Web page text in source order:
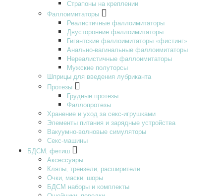
Страпоны на креплении
Фаллоимитаторы
Реалистичные фаллоимитаторы
Двусторонние фаллоимитаторы
Гигантские фаллоимитаторы «фистинг»
Анально-вагинальные фаллоимитаторы
Нереалистичные фаллоимитаторы
Мужские полуторсы
Шприцы для введения лубриканта
Протезы
Грудные протезы
Фаллопротезы
Хранение и уход за секс-игрушками
Элементы питания и зарядные устройства
Вакуумно-волновые симуляторы
Секс-машины
БДСМ‚ фетиш
Аксессуары
Кляпы‚ трензели‚ расширители
Очки‚ маски‚ шоры
БДСМ наборы и комплекты